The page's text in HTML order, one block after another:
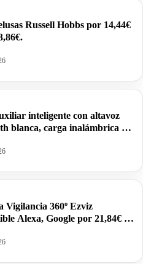
Russell Hobbs por 14,44€
inteligente con altavoz
blanca, carga inalámbrica y
Vigilancia 360º Ezviz
Alexa, Google por 21,84€ y